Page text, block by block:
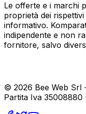
Le offerte e i marchi
proprietà dei
informativo.
indipendente e non
fornitore, salvo
© 2026 Bee Web Srl
Partita Iva 35008880